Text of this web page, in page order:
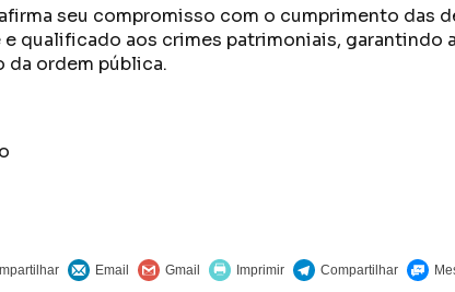
seu compromisso com o cumprimento das
qualificado aos crimes patrimoniais, garantindo
da ordem pública.